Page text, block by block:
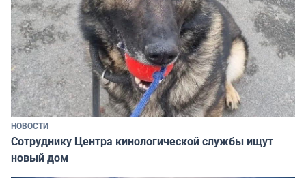
НОВОСТИ
Сотруднику Центра кинологической службы ищут
новый дом